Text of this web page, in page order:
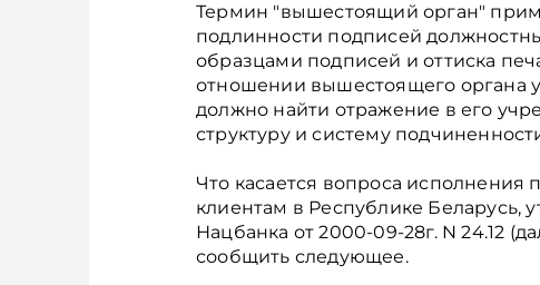
Термин "вышестоящий орган"
подлинности подписей
образцами подписей и оттиска
отношении вышестоящего органа
должно найти отражение в его
структуру и систему
Что касается вопроса исполнения
клиентам в Республике Беларусь,
Нацбанка от 2000-09-28г. N 24.12
сообщить следующее.